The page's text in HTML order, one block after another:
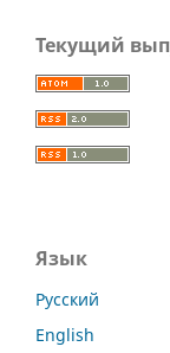
Текущий
Язык
Русский
English